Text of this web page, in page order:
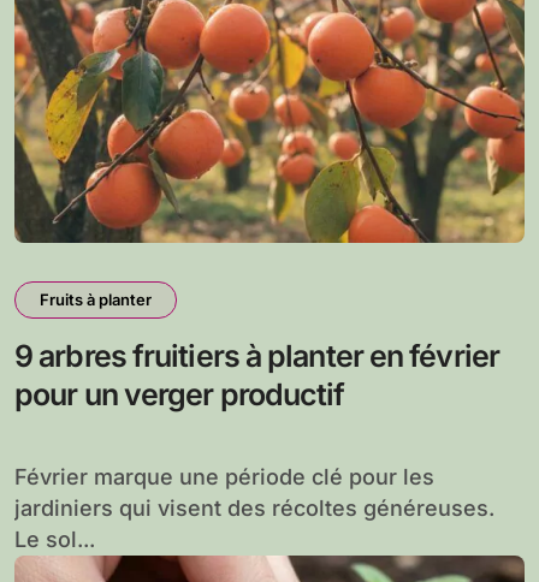
Fruits à planter
9 arbres fruitiers à planter en février
pour un verger productif
Février marque une période clé pour les
jardiniers qui visent des récoltes généreuses.
Le sol...